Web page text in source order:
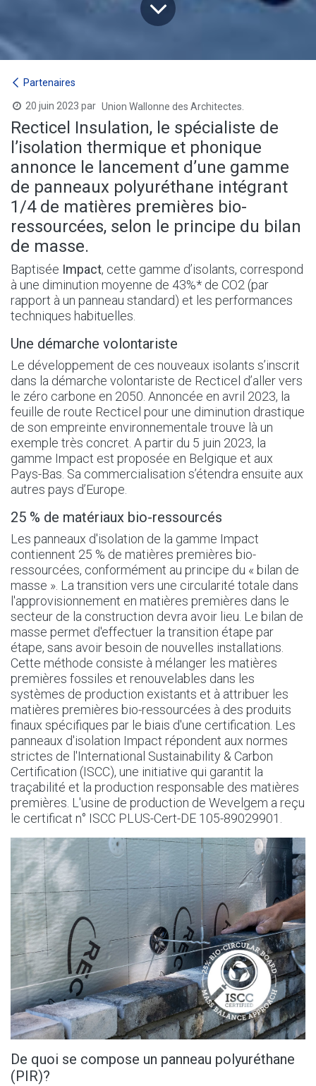
Partenaires
20 juin 2023 par Union Wallonne des Architectes.
Recticel Insulation, le spécialiste de
l’isolation thermique et phonique
annonce le lancement d’une gamme
de panneaux polyuréthane intégrant
1/4 de matières premières bio-
ressourcées, selon le principe du bilan
de masse.
Baptisée Impact, cette gamme d’isolants, correspond
à une diminution moyenne de 43%* de CO2 (par
rapport à un panneau standard) et les performances
techniques habituelles.
Une démarche volontariste
Le développement de ces nouveaux isolants s’inscrit
dans la démarche volontariste de Recticel d’aller vers
le zéro carbone en 2050. Annoncée en avril 2023, la
feuille de route Recticel pour une diminution drastique
de son empreinte environnementale trouve là un
exemple très concret. A partir du 5 juin 2023, la
gamme Impact est proposée en Belgique et aux
Pays-Bas. Sa commercialisation s’étendra ensuite aux
autres pays d’Europe.
25 % de matériaux bio-ressourcés
Les panneaux d'isolation de la gamme Impact
contiennent 25 % de matières premières bio-
ressourcées, conformément au principe du « bilan de
masse ». La transition vers une circularité totale dans
l'approvisionnement en matières premières dans le
secteur de la construction devra avoir lieu. Le bilan de
masse permet d'effectuer la transition étape par
étape, sans avoir besoin de nouvelles installations.
Cette méthode consiste à mélanger les matières
premières fossiles et renouvelables dans les
systèmes de production existants et à attribuer les
matières premières bio-ressourcées à des produits
finaux spécifiques par le biais d'une certification. Les
panneaux d'isolation Impact répondent aux normes
strictes de l'International Sustainability & Carbon
Certification (ISCC), une initiative qui garantit la
traçabilité et la production responsable des matières
premières. L'usine de production de Wevelgem a reçu
le certificat n° ISCC PLUS-Cert-DE 105-89029901.
De quoi se compose un panneau polyuréthane
(PIR)?